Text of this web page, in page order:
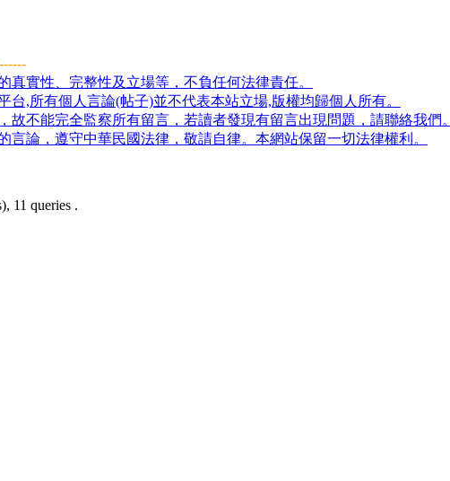
實性、完整性及立場等，不負任何法律責任。
,所有個人言論(帖子)並不代表本站立場,版權均歸個人所有。
不能完全監察所有留言，若讀者發現有留言出現問題，請聯絡我們。
論，遵守中華民國法律，敬請自律。本網站保留一切法律權利。
11 queries .